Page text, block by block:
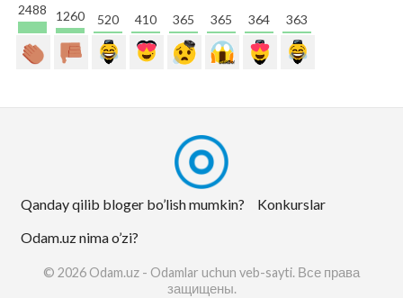
2488 1260 520 410 365 365 364 363
Qanday qilib bloger bo’lish mumkin?
Konkurslar
Odam.uz nima o’zi?
© 2026 Odam.uz - Odamlar uchun veb-sayti. Все права
защищены.